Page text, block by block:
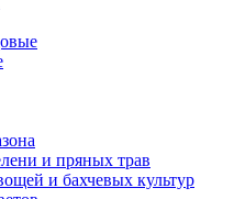
и пряных трав
и бахчевых культур